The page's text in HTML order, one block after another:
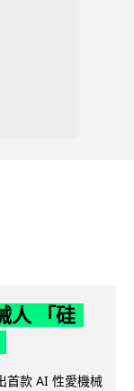
人 「硅
首款 AI 性愛機械